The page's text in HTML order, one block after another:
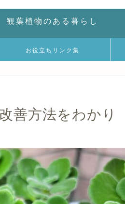
観葉植物のある暮らし
お役立ちリンク集
善方法をわかり